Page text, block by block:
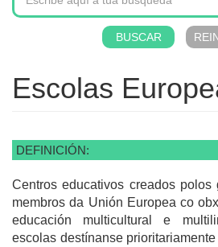
Escolas
DEFINICIÓN:
Centros educativos creados polos
membros da Unión Europea co
educación multicultural e
escolas destínanse